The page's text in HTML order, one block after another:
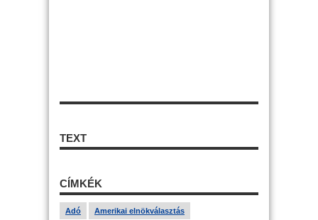
TEXT
CÍMKÉK
Adó Amerikai elnökválasztás